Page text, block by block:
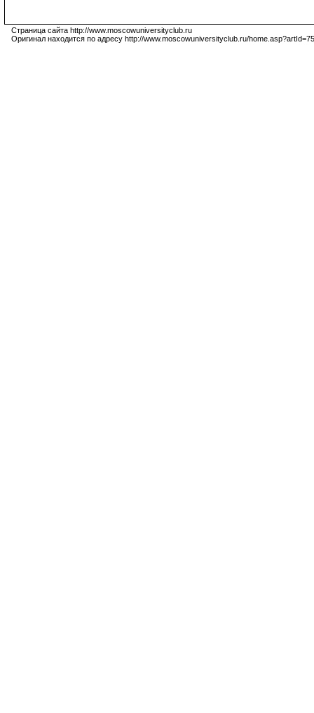
Страница сайта http://www.moscowuniversityclub.ru
Оригинал находится по адресу http://www.moscowuniversityclub.ru/